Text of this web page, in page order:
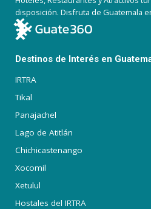
disposición. Disfruta de Guatemala
Destinos de Interés en
IRTRA
Tikal
Panajachel
Lago de Atitlán
Chichicastenango
Xocomil
Xetulul
Hostales del IRTRA